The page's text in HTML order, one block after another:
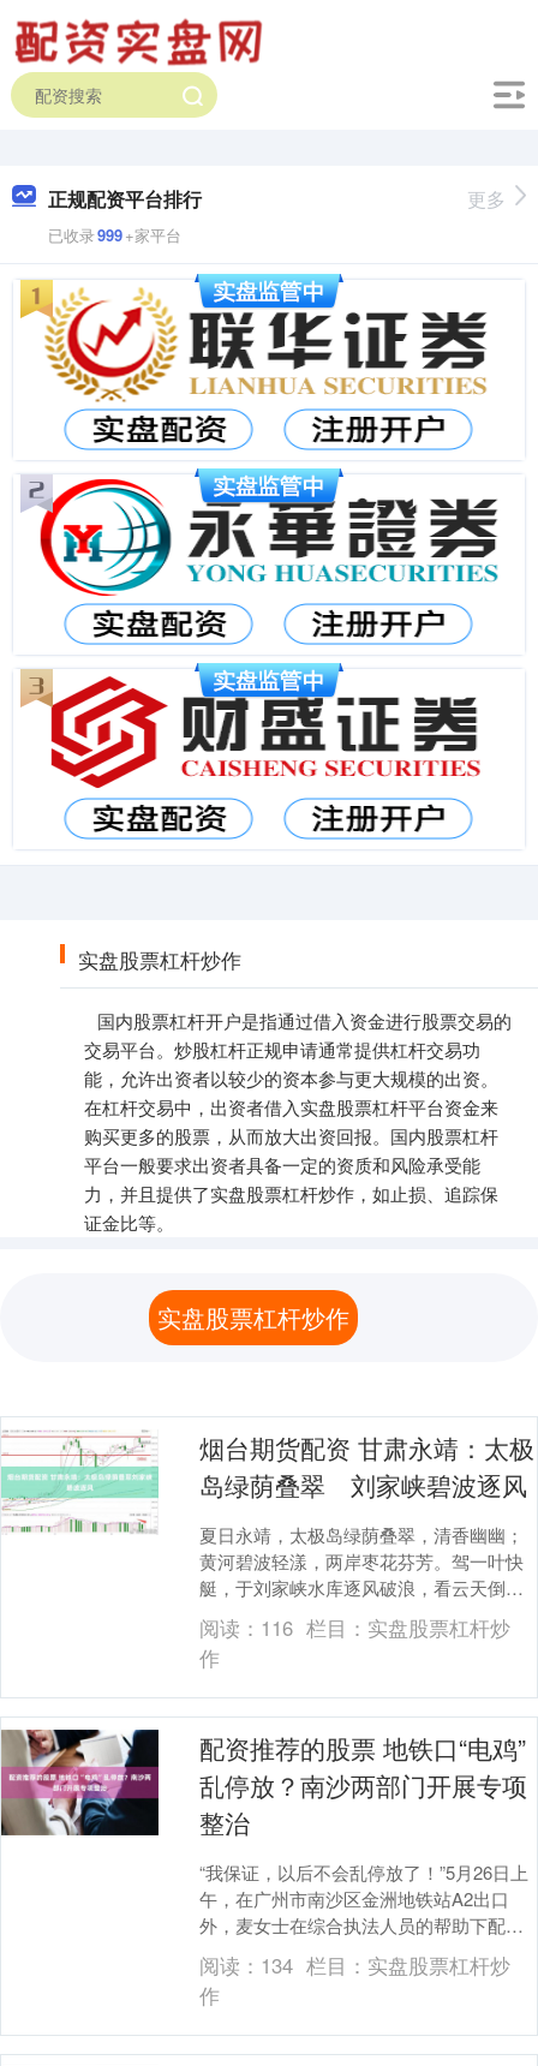
正规配资平台排行
已收录999+家平台
更多
实盘股票杠杆炒作
国内股票杠杆开户是指通过借入资金进行股票交易的
交易平台。炒股杠杆正规申请通常提供杠杆交易功
能，允许出资者以较少的资本参与更大规模的出资。
在杠杆交易中，出资者借入实盘股票杠杆平台资金来
购买更多的股票，从而放大出资回报。国内股票杠杆
平台一般要求出资者具备一定的资质和风险承受能
力，并且提供了实盘股票杠杆炒作，如止损、追踪保
证金比等。
实盘股票杠杆炒作
烟台期货配资 甘肃永靖：太极
岛绿荫叠翠 刘家峡碧波逐风
夏日永靖，太极岛绿荫叠翠，清香幽幽；
黄河碧波轻漾，两岸枣花芬芳。驾一叶快
艇，于刘家峡水库逐风破浪，看云天倒
映。暮色初临，漫步滨河路，夕照染红流
水，蝉鸣鸟语伴行，....
阅读： 116 栏目： 实盘股票杠杆炒
作
配资推荐的股票 地铁口“电鸡”
乱停放？南沙两部门开展专项
整治
“我保证，以后不会乱停放了！”5月26日上
午，在广州市南沙区金洲地铁站A2出口
外，麦女士在综合执法人员的帮助下配资
推荐的股票，从拖车上取回自己的电动自
行车时说。....
阅读： 134 栏目： 实盘股票杠杆炒
作